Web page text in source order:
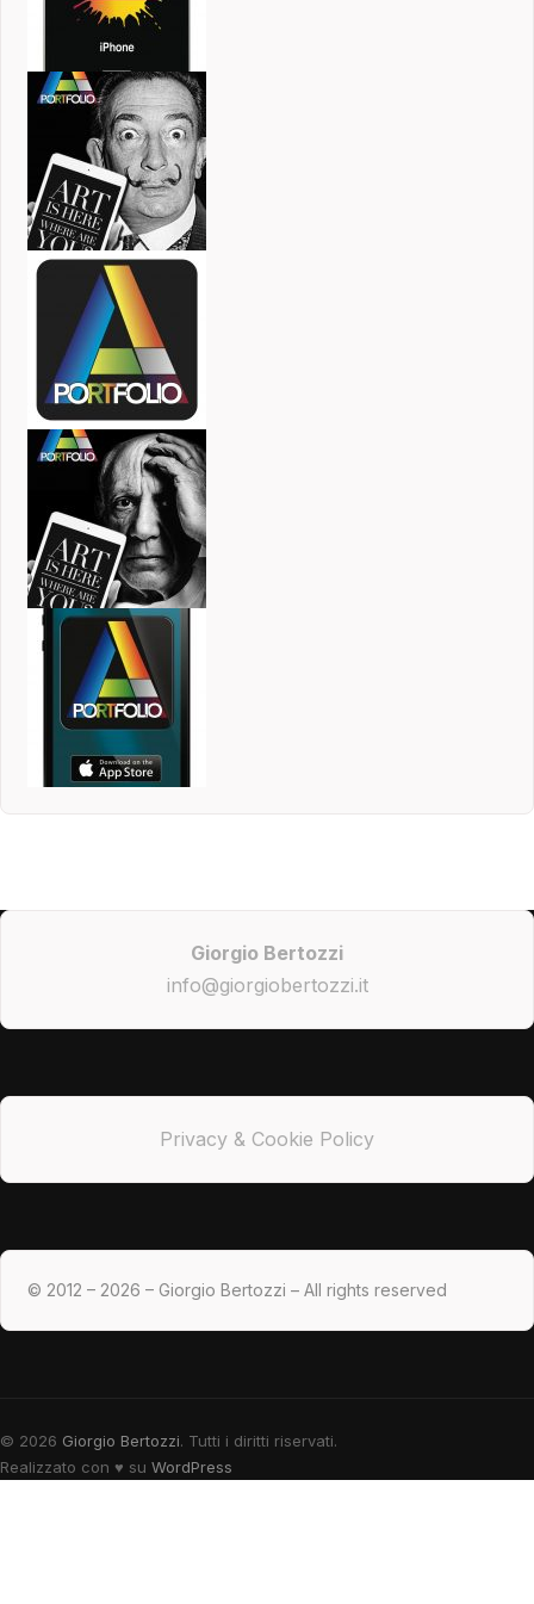
Giorgio Bertozzi
info@giorgiobertozzi.it
Privacy & Cookie Policy
© 2012 – 2026 – Giorgio Bertozzi – All rights reserved
© 2026 Giorgio Bertozzi. Tutti i diritti riservati.
Realizzato con ♥ su WordPress